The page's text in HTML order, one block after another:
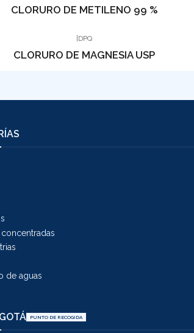
CLORURO DE METILENO 99 %
|DPQ
CLORURO DE MAGNESIA USP
concentradas
de aguas
PUNTO DE RECOGIDA